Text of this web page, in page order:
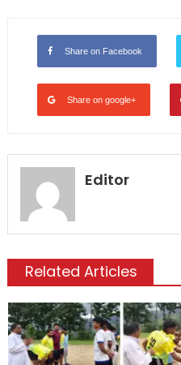
Share on Facebook
Share on google+
Editor
Related Articles